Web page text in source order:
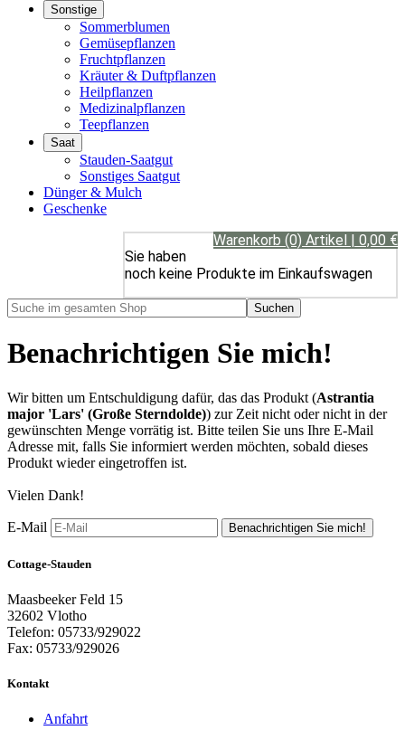
Sonstige
Sommerblumen
Gemüsepflanzen
Fruchtpflanzen
Kräuter & Duftpflanzen
Heilpflanzen
Medizinalpflanzen
Teepflanzen
Saat
Stauden-Saatgut
Sonstiges Saatgut
Dünger & Mulch
Geschenke
Warenkorb (0) Artikel | 0,00 €
Sie haben
noch keine Produkte im Einkaufswagen
Benachrichtigen Sie mich!
Wir bitten um Entschuldigung dafür, das das Produkt (Astrantia
major 'Lars' (Große Sterndolde)) zur Zeit nicht oder nicht in der
gewünschten Menge vorrätig ist. Bitte teilen Sie uns Ihre E-Mail
Adresse mit, falls Sie informiert werden möchten, sobald dieses
Produkt wieder eingetroffen ist.
Vielen Dank!
E-Mail Benachrichtigen Sie mich!
Cottage-Stauden
Maasbeeker Feld 15
32602 Vlotho
Telefon: 05733/929022
Fax: 05733/929026
Kontakt
Anfahrt